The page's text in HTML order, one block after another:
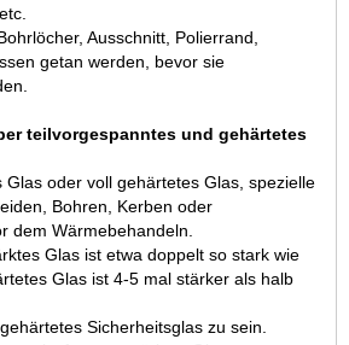
Ausschnitt, Polierrand,
getan werden, bevor sie
teilvorgespanntes und gehärtetes
oder voll gehärtetes Glas, spezielle
Bohren, Kerben oder
dem Wärmebehandeln.
Glas ist etwa doppelt so stark wie
Glas ist 4-5 mal stärker als halb
Sicherheitsglas zu sein.